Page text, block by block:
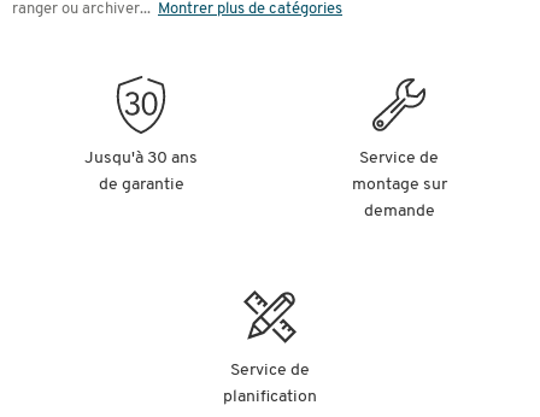
ranger ou archiver... Montrer plus de catégories
Jusqu'à 30 ans
de garantie
Service de
montage sur
demande
Service de
planification